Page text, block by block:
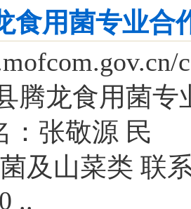
食用菌专业合
腾龙食用菌
张敬源 民
及山菜类 联
..